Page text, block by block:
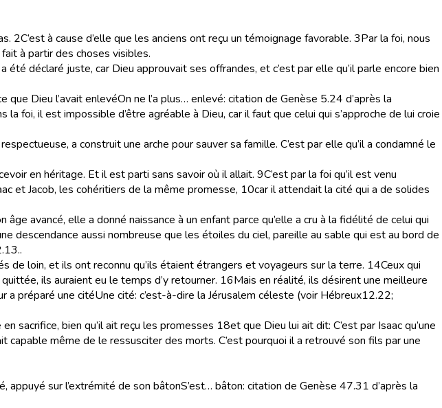
2C’est à cause d’elle que les anciens ont reçu un témoignage favorable. 3Par la foi, nous
à partir des choses visibles.
été déclaré juste, car Dieu approuvait ses offrandes, et c’est par elle qu’il parle encore bien
que Dieu l’avait enlevéOn ne l’a plus… enlevé: citation de Genèse 5.24 d’après la
la foi, il est impossible d’être agréable à Dieu, car il faut que celui qui s’approche de lui croie
a construit une arche pour sauver sa famille. C’est par elle qu’il a condamné le
en héritage. Et il est parti sans savoir où il allait. 9C’est par la foi qu’il est venu
et Jacob, les cohéritiers de la même promesse, 10car il attendait la cité qui a de solides
avancé, elle a donné naissance à un enfant parce qu’elle a cru à la fidélité de celui qui
descendance aussi nombreuse que les étoiles du ciel, pareille au sable qui est au bord de
.
de loin, et ils ont reconnu qu’ils étaient étrangers et voyageurs sur la terre. 14Ceux qui
ils auraient eu le temps d’y retourner. 16Mais en réalité, ils désirent une meilleure
a préparé une citéUne cité: c’est-à-dire la Jérusalem céleste (voir Hébreux12.22;
sacrifice, bien qu’il ait reçu les promesses 18et que Dieu lui ait dit: C’est par Isaac qu’une
capable même de le ressusciter des morts. C’est pourquoi il a retrouvé son fils par une
appuyé sur l’extrémité de son bâtonS’est… bâton: citation de Genèse 47.31 d’après la